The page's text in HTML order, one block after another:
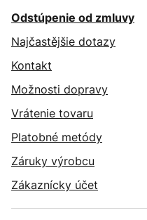
Odstúpenie od zmluvy
Najčastějšie dotazy
Kontakt
Možnosti dopravy
Vrátenie tovaru
Platobné metódy
Záruky výrobcu
Zákaznícky účet